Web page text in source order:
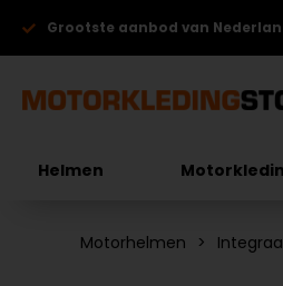
Grootste aanbod van
Helmen
Motorhelmen